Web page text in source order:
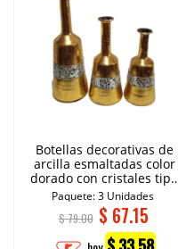
Botellas decorativas de
arcilla esmaltadas color
dorado con cristales tipo
espejo.
Paquete: 3 Unidades
$ 79.00 $ 67.15